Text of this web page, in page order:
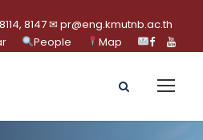
8147 ✉ pr@eng.kmutnb.ac.th
People Map